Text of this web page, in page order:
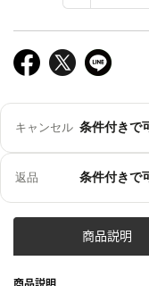
キャンセル 条件付きで
返品 条件付きで
商品説明
商品説明